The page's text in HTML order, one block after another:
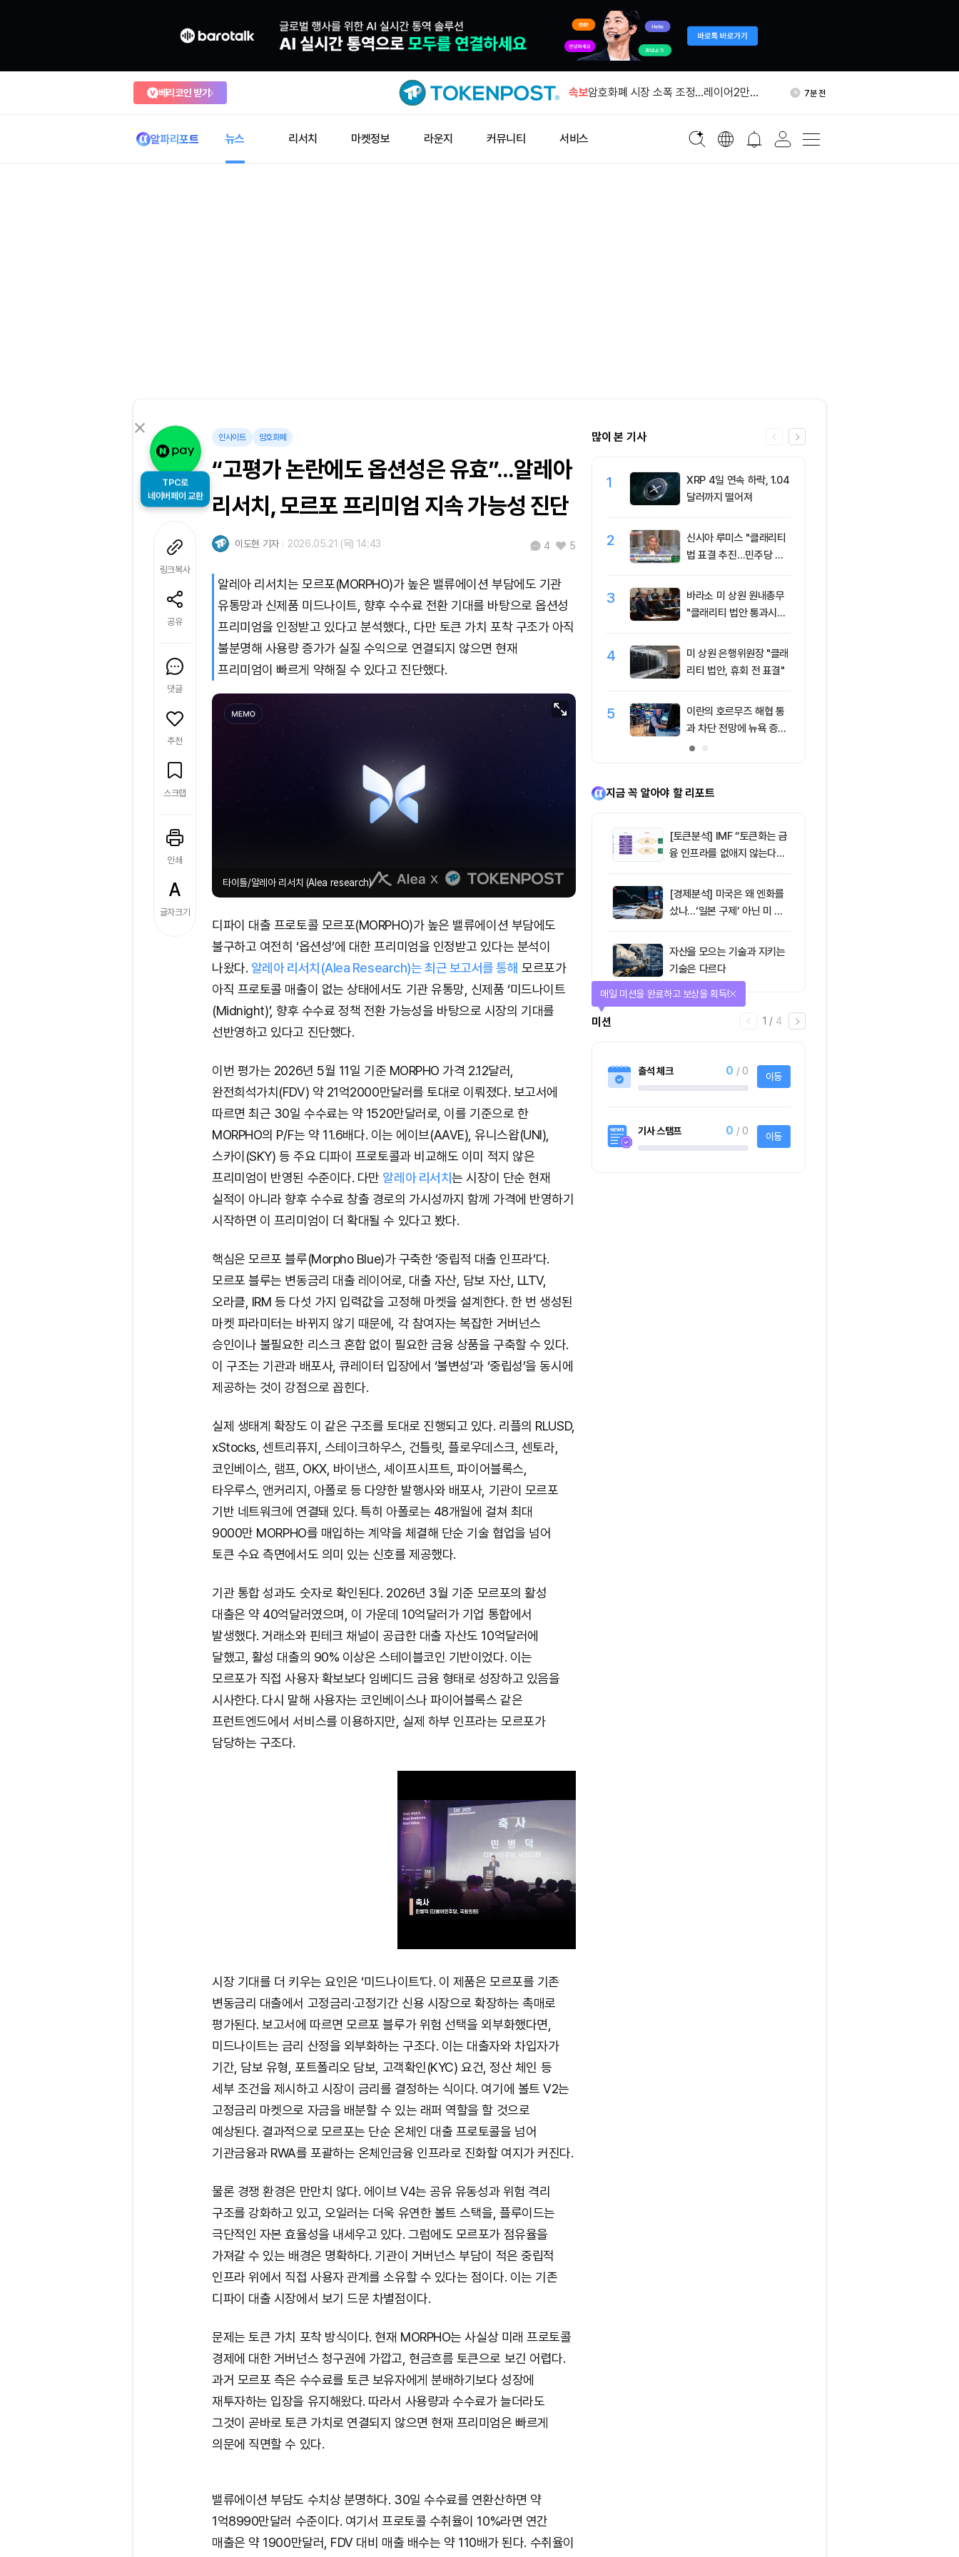
베리코인 받기 속보
딥시크·텐센트, 유니트리 IPO 전략배정
암호화폐 시장 소폭 조정…레이어2만
7분 전
알파리포트 뉴스 리서치 마켓정보 라운지 커뮤니티 서비스
TPC로
네이버페이 교환
링크복사
공유
댓글
추천
스크랩
인쇄
글자크기
인사이트 암호화폐
“고평가 논란에도 옵션성은 유효”...알레아
리서치, 모르포 프리미엄 지속 가능성 진단
이도현 기자 2026.05.21 (목) 14:43 4 5
알레아 리서치는 모르포(MORPHO)가 높은 밸류에이션 부담에도 기관
유통망과 신제품 미드나이트, 향후 수수료 전환 기대를 바탕으로 옵션성
프리미엄을 인정받고 있다고 분석했다., 다만 토큰 가치 포착 구조가 아직
불분명해 사용량 증가가 실질 수익으로 연결되지 않으면 현재
프리미엄이 빠르게 약해질 수 있다고 진단했다.
타이틀/알레아 리서치 (Alea research)
디파이 대출 프로토콜 모르포(MORPHO)가 높은 밸류에이션 부담에도
불구하고 여전히 ‘옵션성’에 대한 프리미엄을 인정받고 있다는 분석이
나왔다. 알레아 리서치(Alea Research)는 최근 보고서를 통해 모르포가
아직 프로토콜 매출이 없는 상태에서도 기관 유통망, 신제품 ‘미드나이트
(Midnight)’, 향후 수수료 정책 전환 가능성을 바탕으로 시장의 기대를
선반영하고 있다고 진단했다.
이번 평가는 2026년 5월 11일 기준 MORPHO 가격 2.12달러,
완전희석가치(FDV) 약 21억2000만달러를 토대로 이뤄졌다. 보고서에
따르면 최근 30일 수수료는 약 1520만달러로, 이를 기준으로 한
MORPHO의 P/F는 약 11.6배다. 이는 에이브(AAVE), 유니스왑(UNI),
스카이(SKY) 등 주요 디파이 프로토콜과 비교해도 이미 적지 않은
프리미엄이 반영된 수준이다. 다만 알레아 리서치는 시장이 단순 현재
실적이 아니라 향후 수수료 창출 경로의 가시성까지 함께 가격에 반영하기
시작하면 이 프리미엄이 더 확대될 수 있다고 봤다.
핵심은 모르포 블루(Morpho Blue)가 구축한 ‘중립적 대출 인프라’다.
모르포 블루는 변동금리 대출 레이어로, 대출 자산, 담보 자산, LLTV,
오라클, IRM 등 다섯 가지 입력값을 고정해 마켓을 설계한다. 한 번 생성된
마켓 파라미터는 바뀌지 않기 때문에, 각 참여자는 복잡한 거버넌스
승인이나 불필요한 리스크 혼합 없이 필요한 금융 상품을 구축할 수 있다.
이 구조는 기관과 배포사, 큐레이터 입장에서 ‘불변성’과 ‘중립성’을 동시에
제공하는 것이 강점으로 꼽힌다.
실제 생태계 확장도 이 같은 구조를 토대로 진행되고 있다. 리플의 RLUSD,
xStocks, 센트리퓨지, 스테이크하우스, 건틀릿, 플로우데스크, 센토라,
코인베이스, 램프, OKX, 바이낸스, 셰이프시프트, 파이어블록스,
타우루스, 앤커리지, 아폴로 등 다양한 발행사와 배포사, 기관이 모르포
기반 네트워크에 연결돼 있다. 특히 아폴로는 48개월에 걸쳐 최대
9000만 MORPHO를 매입하는 계약을 체결해 단순 기술 협업을 넘어
토큰 수요 측면에서도 의미 있는 신호를 제공했다.
기관 통합 성과도 숫자로 확인된다. 2026년 3월 기준 모르포의 활성
대출은 약 40억달러였으며, 이 가운데 10억달러가 기업 통합에서
발생했다. 거래소와 핀테크 채널이 공급한 대출 자산도 10억달러에
달했고, 활성 대출의 90% 이상은 스테이블코인 기반이었다. 이는
모르포가 직접 사용자 확보보다 임베디드 금융 형태로 성장하고 있음을
시사한다. 다시 말해 사용자는 코인베이스나 파이어블록스 같은
프런트엔드에서 서비스를 이용하지만, 실제 하부 인프라는 모르포가
담당하는 구조다.
시장 기대를 더 키우는 요인은 ‘미드나이트’다. 이 제품은 모르포를 기존
변동금리 대출에서 고정금리·고정기간 신용 시장으로 확장하는 촉매로
평가된다. 보고서에 따르면 모르포 블루가 위험 선택을 외부화했다면,
미드나이트는 금리 산정을 외부화하는 구조다. 이는 대출자와 차입자가
기간, 담보 유형, 포트폴리오 담보, 고객확인(KYC) 요건, 정산 체인 등
세부 조건을 제시하고 시장이 금리를 결정하는 식이다. 여기에 볼트 V2는
고정금리 마켓으로 자금을 배분할 수 있는 래퍼 역할을 할 것으로
예상된다. 결과적으로 모르포는 단순 온체인 대출 프로토콜을 넘어
기관금융과 RWA를 포괄하는 온체인금융 인프라로 진화할 여지가 커진다.
물론 경쟁 환경은 만만치 않다. 에이브 V4는 공유 유동성과 위험 격리
구조를 강화하고 있고, 오일러는 더욱 유연한 볼트 스택을, 플루이드는
극단적인 자본 효율성을 내세우고 있다. 그럼에도 모르포가 점유율을
가져갈 수 있는 배경은 명확하다. 기관이 거버넌스 부담이 적은 중립적
인프라 위에서 직접 사용자 관계를 소유할 수 있다는 점이다. 이는 기존
디파이 대출 시장에서 보기 드문 차별점이다.
문제는 토큰 가치 포착 방식이다. 현재 MORPHO는 사실상 미래 프로토콜
경제에 대한 거버넌스 청구권에 가깝고, 현금흐름 토큰으로 보긴 어렵다.
과거 모르포 측은 수수료를 토큰 보유자에게 분배하기보다 성장에
재투자하는 입장을 유지해왔다. 따라서 사용량과 수수료가 늘더라도
그것이 곧바로 토큰 가치로 연결되지 않으면 현재 프리미엄은 빠르게
의문에 직면할 수 있다.
밸류에이션 부담도 수치상 분명하다. 30일 수수료를 연환산하면 약
1억8990만달러 수준이다. 여기서 프로토콜 수취율이 10%라면 연간
매출은 약 1900만달러, FDV 대비 매출 배수는 약 110배가 된다. 수취율이
많이 본 기사
1
XRP 4일 연속 하락, 1.04
달러까지 떨어져
2
신시아 루미스 "클래리티
법 표결 추진…민주당 입
3
바라소 미 상원 원내총무
"클래리티 법안 통과시킬
4
미 상원 은행위원장 "클래
리티 법안, 휴회 전 표결"
5
이란의 호르무즈 해협 통
과 차단 전망에 뉴욕 증시
약세
지금 꼭 알아야 할 리포트
[토큰분석] IMF “토큰화는 금
융 인프라를 없애지 않는다…
뿐”
[경제분석] 미국은 왜 엔화를
샀나…‘일본 구제’ 아닌 미 국
자산을 모으는 기술과 지키는
기술은 다르다
1 / 4
미션
매일 미션을 완료하고 보상을 획득!
출석 체크 0 / 0 이동
기사 스탬프 0 / 0 이동